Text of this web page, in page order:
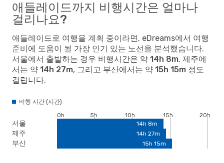
애들레이드까지 비행시간은 얼마나
걸리나요?
애들레이드로 여행을 계획 중이라면, eDreams에서 여행
준비에 도움이 될 가장 인기 있는 노선을 분석했습니다.
서울에서 출발하는 경우 비행시간은 약 14h 8m, 제주에
서는 약 14h 27m, 그리고 부산에서는 약 15h 15m 정도
걸립니다.
비행 시간 (시간)
서울
제주
부산
0h 5h 10h 15h
20h
14h 8m
14h 27m
15h 15m